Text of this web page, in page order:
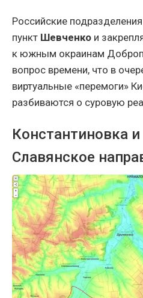
Российские
пункт Шевченко и
к южным окраинам
вопрос времени, что в
виртуальные «перемоги»
разбиваются о суровую
Константиновка
Славянское